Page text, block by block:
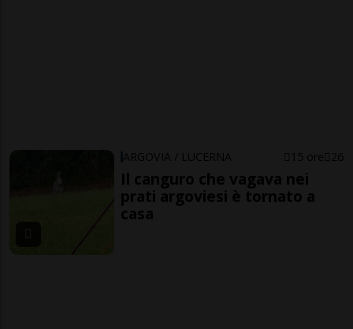
ARGOVIA / LUCERNA 15 ore 26
Il canguro che vagava nei
prati argoviesi è tornato a
casa